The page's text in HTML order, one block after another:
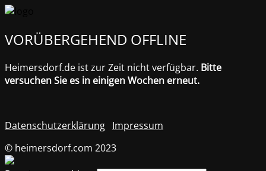
VORÜBERGEHEND OFFLINE
Heimersdorf.de ist zur Zeit nicht verfügbar. Bitte
versuchen Sie es in einigen Wochen erneut.
Datenschutzerklärung Impressum
© heimersdorf.com 2023